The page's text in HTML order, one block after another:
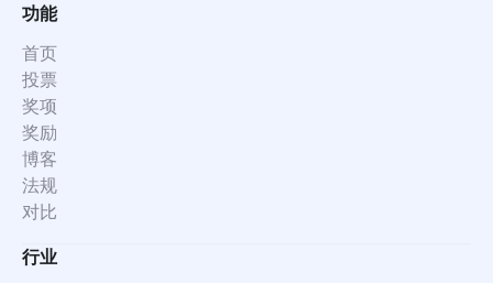
功能
首页
投票
奖项
奖励
博客
法规
对比
行业